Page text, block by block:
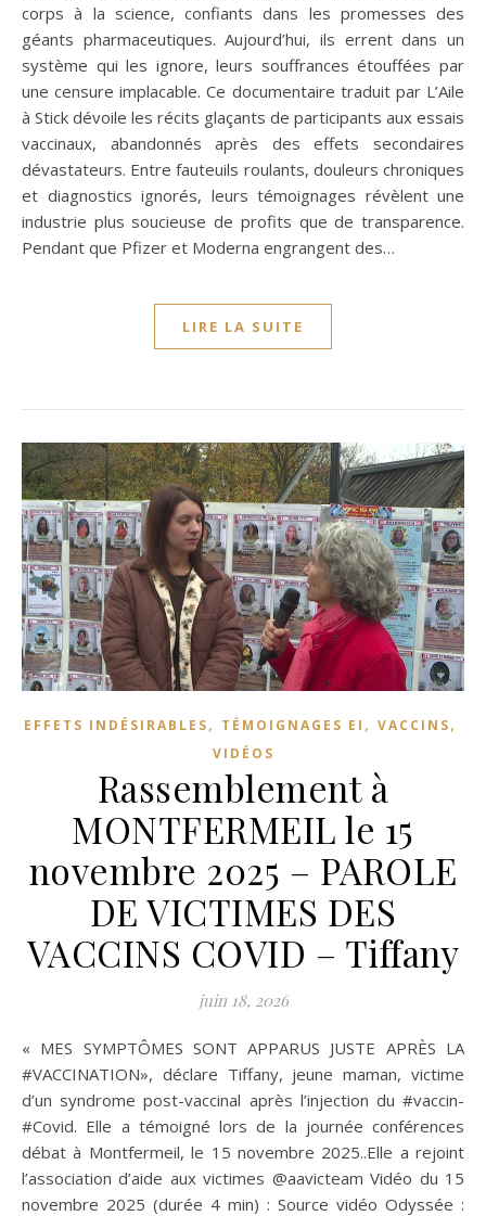
corps à la science, confiants dans les promesses des
géants pharmaceutiques. Aujourd’hui, ils errent dans un
système qui les ignore, leurs souffrances étouffées par
une censure implacable. Ce documentaire traduit par L’Aile
à Stick dévoile les récits glaçants de participants aux essais
vaccinaux, abandonnés après des effets secondaires
dévastateurs. Entre fauteuils roulants, douleurs chroniques
et diagnostics ignorés, leurs témoignages révèlent une
industrie plus soucieuse de profits que de transparence.
Pendant que Pfizer et Moderna engrangent des…
LIRE LA SUITE
EFFETS INDÉSIRABLES, TÉMOIGNAGES EI , VACCINS,
VIDÉOS
Rassemblement à
MONTFERMEIL le 15
novembre 2025 – PAROLE
DE VICTIMES DES
VACCINS COVID – Tiffany
juin 18, 2026
« MES SYMPTÔMES SONT APPARUS JUSTE APRÈS LA
#VACCINATION», déclare Tiffany, jeune maman, victime
d’un syndrome post-vaccinal après l’injection du #vaccin-
#Covid. Elle a témoigné lors de la journée conférences
débat à Montfermeil, le 15 novembre 2025..Elle a rejoint
l’association d’aide aux victimes ‪@aavicteam‬ Vidéo du 15
novembre 2025 (durée 4 min) : Source vidéo Odyssée :